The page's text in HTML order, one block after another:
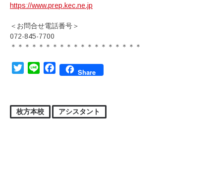
https://www.prep.kec.ne.jp
＜お問合せ電話番号＞
072-845-7700
＊＊＊＊＊＊＊＊＊＊＊＊＊＊＊＊＊＊＊
TwitterLine FacebookShare
枚方本校 アシスタント